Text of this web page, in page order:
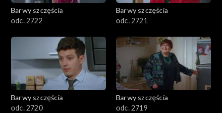
Barwy szczęścia
odc. 2722
Barwy szczęścia
odc. 2721
Barwy szczęścia
odc. 2720
Barwy szczęścia
odc. 2719